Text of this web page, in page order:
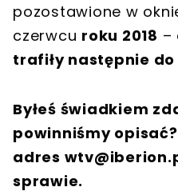
pozostawione w
czerwcu roku 2018 –
trafiły następnie
Byłeś świadkiem
powinniśmy
adres
sprawie.